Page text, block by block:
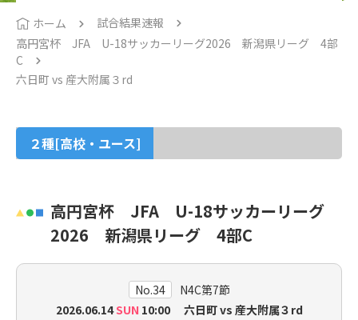
ホーム
試合結果速報
高円宮杯 JFA U-18サッカーリーグ2026 新潟県リーグ 4部
C
六日町 vs 産大附属３rd
２種[高校・ユース]
高円宮杯 JFA U-18サッカーリーグ
2026 新潟県リーグ 4部C
No.34
N4C第7節
2026.06.14SUN 10:00 六日町 vs 産大附属３rd